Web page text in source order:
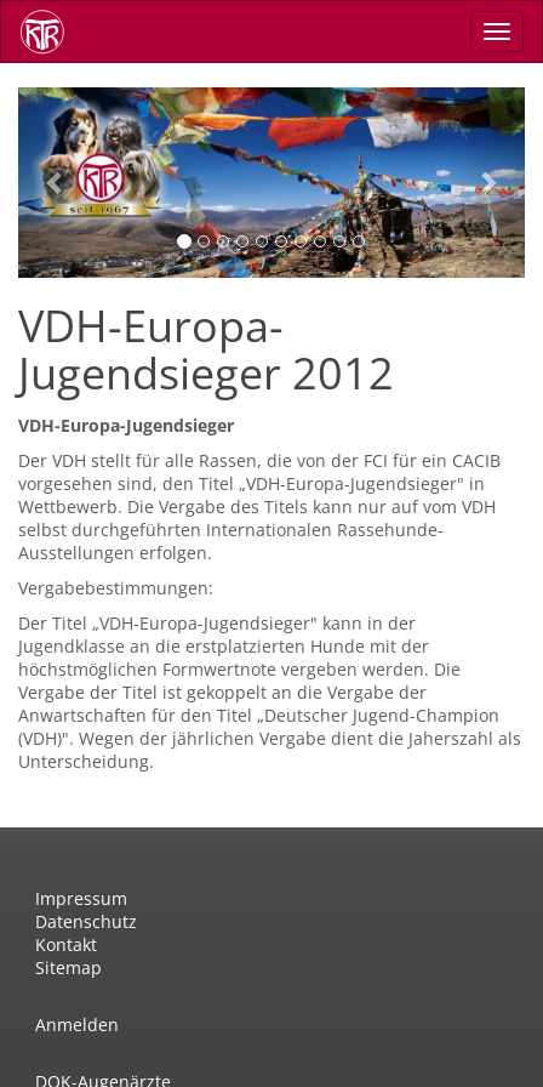
Skip
main
Previous Next
VDH-Europa-
Jugendsieger 2012
VDH-Europa-Jugendsieger
Der VDH stellt für alle Rassen, die von der FCI für ein CACIB
vorgesehen sind, den Titel „VDH-Europa-Jugendsieger" in
Wettbewerb. Die Vergabe des Titels kann nur auf vom VDH
selbst durchgeführten Internationalen Rassehunde-
Ausstellungen erfolgen.
Vergabebestimmungen:
Der Titel „VDH-Europa-Jugendsieger" kann in der
Jugendklasse an die erstplatzierten Hunde mit der
höchstmöglichen Formwertnote vergeben werden. Die
Vergabe der Titel ist gekoppelt an die Vergabe der
Anwartschaften für den Titel „Deutscher Jugend-Champion
(VDH)". Wegen der jährlichen Vergabe dient die Jaherszahl als
Unterscheidung.
Impressum
Datenschutz
Kontakt
Sitemap
Anmelden
DOK-Augenärzte